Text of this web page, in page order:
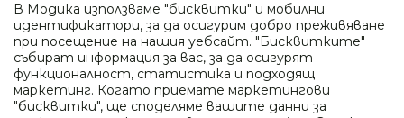
0895 410 277
ул. Промишлена 24, гр. София
info@modica.bg
В Модика използваме "бисквитки" и мобилни
идентификатори, за да осигурим добро преживяване
при посещение на нашия уебсайт. "Бисквитките"
събират информация за вас, за да осигурят
функционалност, статистика и подходящ
маркетинг. Когато приемате маркетингови
"бисквитки", ще споделяме вашите данни за